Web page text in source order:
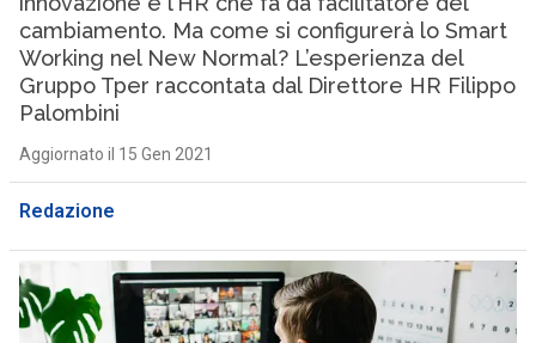
cambiamento. Ma come si configurerà lo Smart
Working nel New Normal? L’esperienza del
Gruppo Tper raccontata dal Direttore HR Filippo
Palombini
Aggiornato il 15 Gen 2021
Redazione